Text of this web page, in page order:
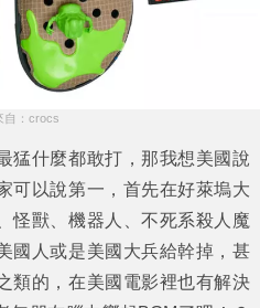
自：crocs
猛什麼都敢打，那我想美國說
可以說第一，首先在好萊塢大
怪獸、機器人、不死系殺人魔
國人或是美國大兵給幹掉，甚
類的，在美國電影裡也有解決